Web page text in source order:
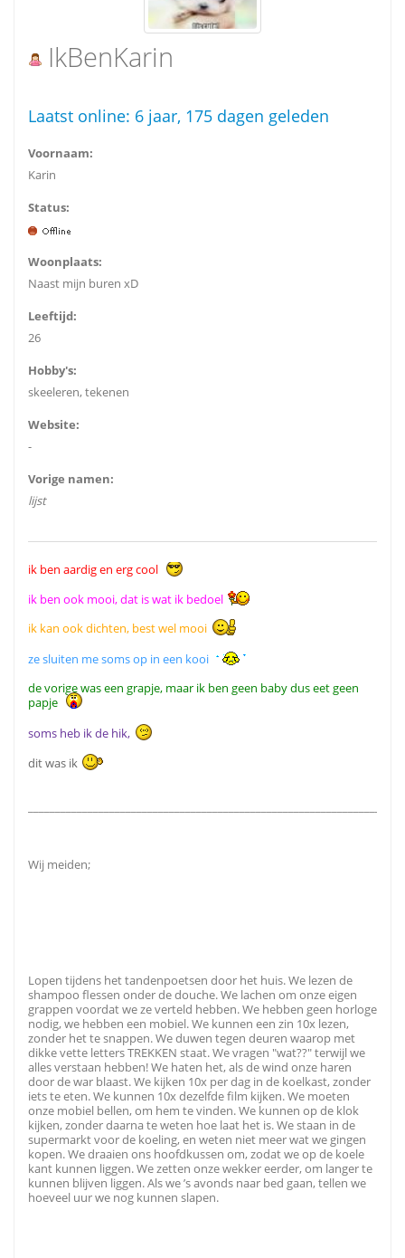
IkBenKarin
Laatst online: 6 jaar, 175 dagen geleden
Voornaam:
Karin
Status:
Woonplaats:
Naast mijn buren xD
Leeftijd:
26
Hobby's:
skeeleren, tekenen
Website:
-
Vorige namen:
lijst
ik ben aardig en erg cool
ik ben ook mooi, dat is wat ik bedoel
ik kan ook dichten, best wel mooi
ze sluiten me soms op in een kooi
de vorige was een grapje, maar ik ben geen baby dus eet geen
papje
soms heb ik de hik,
dit was ik
Wij meiden;
Lopen tijdens het tandenpoetsen door het huis. We lezen de
shampoo flessen onder de douche. We lachen om onze eigen
grappen voordat we ze verteld hebben. We hebben geen horloge
nodig, we hebben een mobiel. We kunnen een zin 10x lezen,
zonder het te snappen. We duwen tegen deuren waarop met
dikke vette letters TREKKEN staat. We vragen "wat??" terwijl we
alles verstaan hebben! We haten het, als de wind onze haren
door de war blaast. We kijken 10x per dag in de koelkast, zonder
iets te eten. We kunnen 10x dezelfde film kijken. We moeten
onze mobiel bellen, om hem te vinden. We kunnen op de klok
kijken, zonder daarna te weten hoe laat het is. We staan in de
supermarkt voor de koeling, en weten niet meer wat we gingen
kopen. We draaien ons hoofdkussen om, zodat we op de koele
kant kunnen liggen. We zetten onze wekker eerder, om langer te
kunnen blijven liggen. Als we ’s avonds naar bed gaan, tellen we
hoeveel uur we nog kunnen slapen.